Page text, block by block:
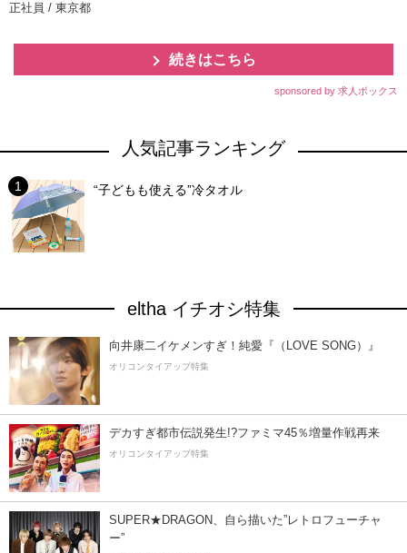
正社員 / 東京都
続きはこちら
sponsored by 求人ボックス
人気記事ランキング
“子どもも使える”冷タオル
eltha イチオシ特集
向井康二イケメンすぎ！純愛『（LOVE SONG）』
オリコンタイアップ特集
デカすぎ都市伝説発生!?ファミマ45％増量作戦再来
オリコンタイアップ特集
SUPER★DRAGON、自ら描いた”レトロフューチャ
ー”